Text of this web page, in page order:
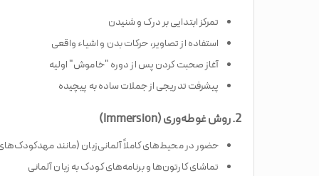
تمرکز ابتدایی بر درک و شنیدن
استفاده از تصاویر، حرکات بدن و اشیاء واقعی
آغاز صحبت کردن پس از دوره "خاموش" اولیه
پیشرفت تدریجی از جملات ساده به پیچیده
2. روش غوطه‌وری (Immersion)
حضور در محیط‌های کاملاً آلمانی‌زبان (مانند
تماشای کارتون‌ها و برنامه‌های کودک به زبان آلمانی